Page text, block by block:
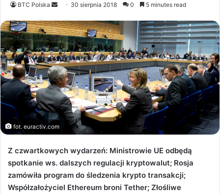
BTC Polska
Send
email
30 sierpnia 2018 0 5 minutes read
fot. euractiv.com
Z czwartkowych wydarzeń: Ministrowie UE odbędą
spotkanie ws. dalszych regulacji kryptowalut; Rosja
zamówiła program do śledzenia krypto transakcji;
Współzałożyciel Ethereum broni Tether; Złośliwe